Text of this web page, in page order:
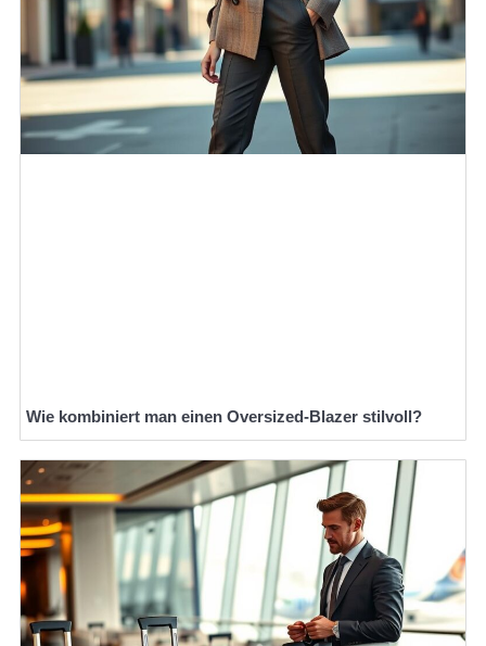
Wie kombiniert man einen Oversized-Blazer stilvoll?